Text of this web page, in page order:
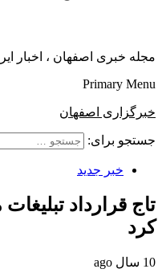
مجله خبری اصفهان ، اخبار
Primary Menu
خبرگزاری اصفهان
جستجو برای:
خبر جدید
تاج قرارداد
کرد
10 سال ago